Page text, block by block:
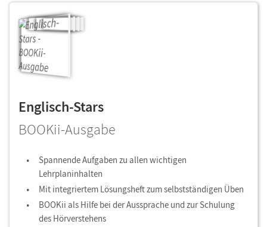
Englisch-Stars
BOOKii-Ausgabe
Spannende Aufgaben zu allen wichtigen
Lehrplaninhalten
Mit integriertem Lösungsheft zum selbstständigen Üben
BOOKii als Hilfe bei der Aussprache und zur Schulung
des Hörverstehens